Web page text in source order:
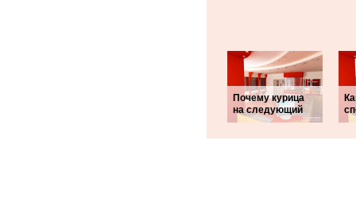
Почему курица
на следующий